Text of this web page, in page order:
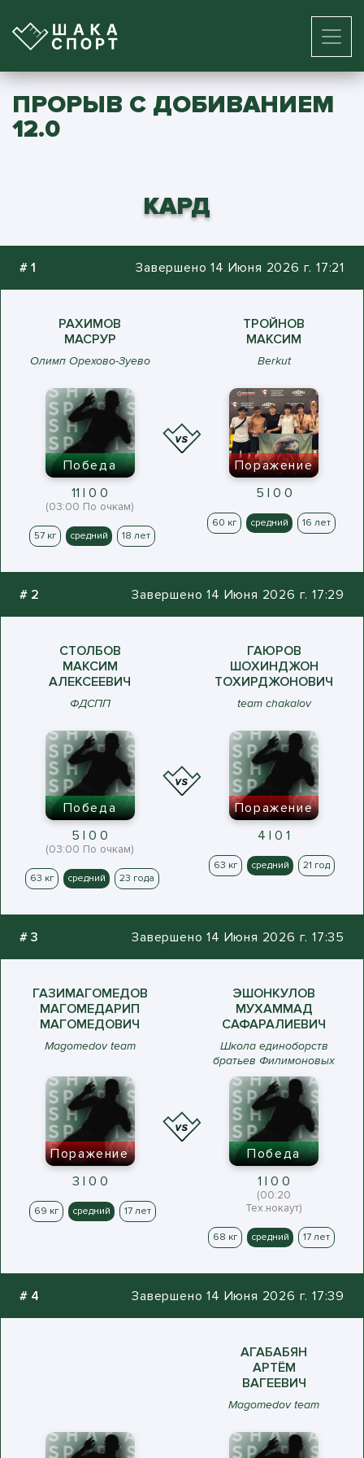
ПРОРЫВ С ДОБИВАНИЕМ
12.0
КАРД
# 1 Завершено 14 Июня 2026 г. 17:21
РАХИМОВ
МАСРУР
Олимп Орехово-Зуево
ТРОЙНОВ
МАКСИМ
Berkut
Победа
11 | 0 0
(03:00 По очкам)
57 кг средний 18 лет
Поражение
5 | 0 0
60 кг средний 16 лет
# 2 Завершено 14 Июня 2026 г. 17:29
СТОЛБОВ
МАКСИМ
АЛЕКСЕЕВИЧ
ФДСПП
ГАЮРОВ
ШОХИНДЖОН
ТОХИРДЖОНОВИЧ
team chakalov
Победа
5 | 0 0
(03:00 По очкам)
63 кг средний 23 года
Поражение
4 | 0 1
63 кг средний 21 год
# 3 Завершено 14 Июня 2026 г. 17:35
ГАЗИМАГОМЕДОВ
МАГОМЕДАРИП
МАГОМЕДОВИЧ
Magomedov team
ЭШОНКУЛОВ
МУХАММАД
САФАРАЛИЕВИЧ
Школа единоборств
братьев Филимоновых
Поражение
3 | 0 0
69 кг средний 17 лет
Победа
1 | 0 0
(00:20
Тех.нокаут)
68 кг средний 17 лет
# 4 Завершено 14 Июня 2026 г. 17:39
АГАБАБЯН
АРТЁМ
ВАГЕЕВИЧ
Magomedov team